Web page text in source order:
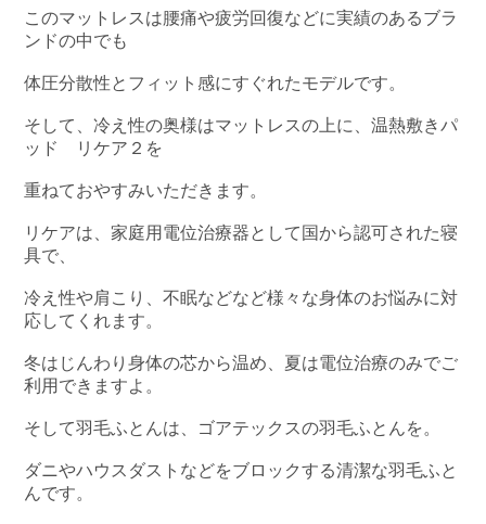
このマットレスは腰痛や疲労回復などに実績のあるブラ
ンドの中でも
体圧分散性とフィット感にすぐれたモデルです。
そして、冷え性の奥様はマットレスの上に、温熱敷きパ
ッド リケア２を
重ねておやすみいただきます。
リケアは、家庭用電位治療器として国から認可された寝
具で、
冷え性や肩こり、不眠などなど様々な身体のお悩みに対
応してくれます。
冬はじんわり身体の芯から温め、夏は電位治療のみでご
利用できますよ。
そして羽毛ふとんは、ゴアテックスの羽毛ふとんを。
ダニやハウスダストなどをブロックする清潔な羽毛ふと
んです。